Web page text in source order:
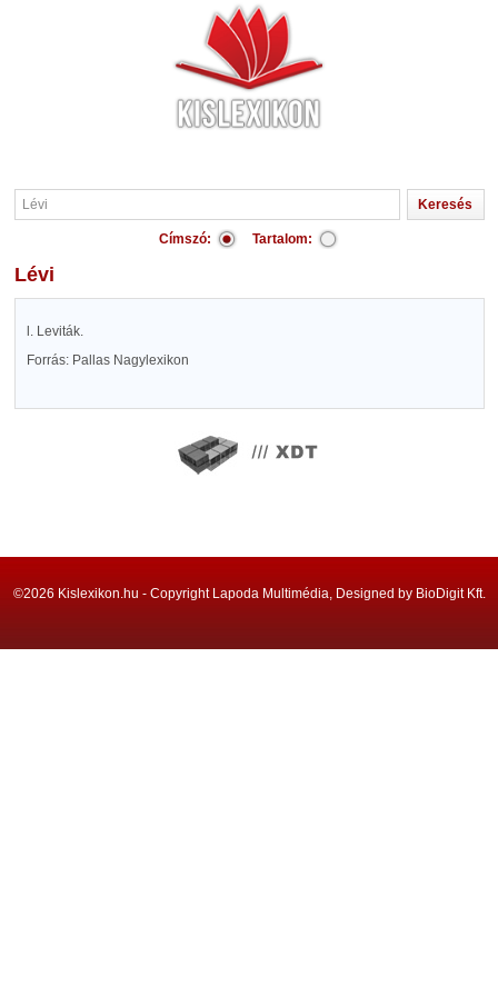
Címszó: Tartalom:
Lévi
l. Leviták.
Forrás: Pallas Nagylexikon
©2026 Kislexikon.hu - Copyright Lapoda Multimédia, Designed by BioDigit Kft.